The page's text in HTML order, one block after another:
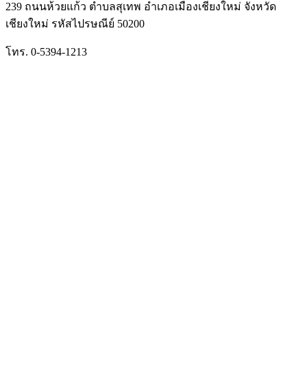
239 ถนนห้วยแก้ว ตำบลสุเทพ อำเภอเมืองเชียงใหม่ จังหวัด
เชียงใหม่ รหัสไปรษณีย์ 50200
โทร. 0-5394-1213